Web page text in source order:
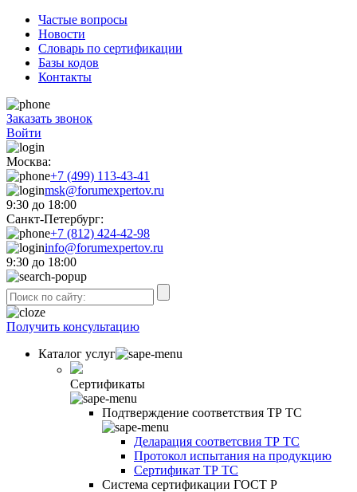
Частые вопросы
Новости
Словарь по сертификации
Базы кодов
Контакты
Заказать звонок
Войти
Москва:
+7 (499) 113-43-41
msk@forumexpertov.ru
9:30 до 18:00
Санкт-Петербург:
+7 (812) 424-42-98
info@forumexpertov.ru
9:30 до 18:00
Получить консультацию
Каталог услуг
Сертификаты
Подтверждение соответствия ТР ТС
Деларация соответсвия ТР ТС
Протокол испытания на продукцию
Сертификат ТР ТС
Система сертификации ГОСТ Р